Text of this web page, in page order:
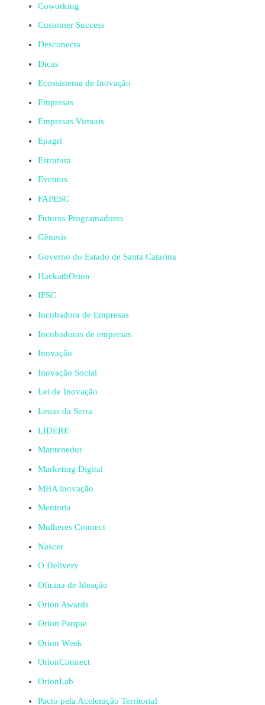
Coworking
Customer Success
Desconecta
Dicas
Ecossistema de Inovação
Empresas
Empresas Virtuais
Epagri
Estrutura
Eventos
FAPESC
Futuros Programadores
Gênesis
Governo do Estado de Santa Catarina
HackathOrion
IFSC
Incubadora de Empresas
Incubadoras de empresas
Inovação
Inovação Social
Lei de Inovação
Leoas da Serra
LIDERE
Mantenedor
Marketing Digital
MBA inovação
Mentoria
Mulheres Connect
Nascer
O Delivery
Oficina de Ideação
Orion Awards
Orion Parque
Orion Week
OrionConnect
OrionLab
Pacto pela Aceleração Territorial